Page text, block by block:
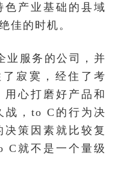
色产业基础的县域
佳的时机。
业服务的公司，并
寂寞，经住了考
心打磨好产品和
战，to C的行为决
策因素就比较复
C就不是一个量级